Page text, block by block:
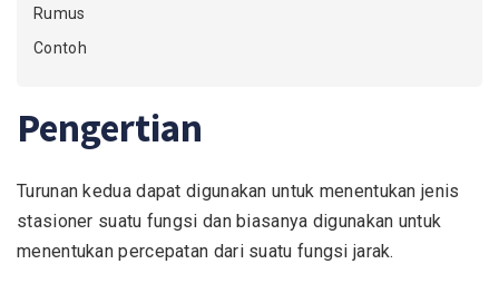
Rumus
Contoh
Pengertian
Turunan kedua dapat digunakan untuk menentukan jenis
stasioner suatu fungsi dan biasanya digunakan untuk
menentukan percepatan dari suatu fungsi jarak.